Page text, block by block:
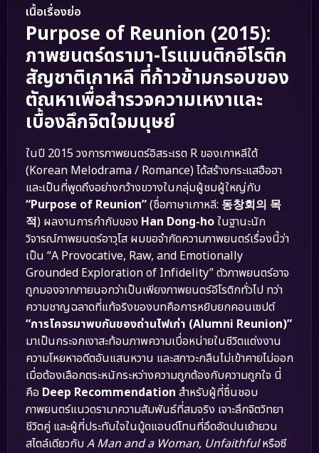
เนื้อเรื่องย่อ
Purpose of Reunion (2015):
ภาพยนตร์ดรามา-โรแมนติกอีโรติก
สัญชาติเกาหลี ที่ก้าวข้ามกรอบของ
ตัณหาเพื่อสำรวจความเหงาและ
เบื้องลึกจิตใจมนุษย์
ในปี 2015 วงการภาพยนตร์อิสระเรต R ของเกาหลีใต้
(Korean Melodrama / Romance) ได้สร้างกระแสฮือฮา
และเป็นที่พูดถึงอย่างกว้างขวางในกลุ่มผู้ชมผู้ใหญ่กับ
“Purpose of Reunion”(ชื่อภาษาเกาหลี: 동창회의 목
적) ผลงานการกำกับของ Han Dong-hoในฐานะนัก
วิจารณ์ภาพยนตร์อาวุโส ผมขอจำกัดความภาพยนตร์เรื่องนี้ว่า
เป็น “A Provocative, Raw, and Emotionally
Grounded Exploration of Infidelity” ตัวภาพยนตร์อาจ
ถูกมองจากภายนอกว่าเป็นเพียงภาพยนตร์อีโรติกทั่วไป ทว่า
ความชาญฉลาดที่แท้จริงของบทคือการหยิบยกคอนเซปต์
“การโคจรมาพบกันของถ่านไฟเก่า (Alumni Reunion)”
มาเป็นกระจกเงาสะท้อนภาพความเบื่อหน่ายในชีวิตแต่งงาน
ความโหยหาอดีตอันแสนหวาน และสภาวะกลืนไม่เข้าคายไม่ออก
เมื่อต้องเลือกตระหนักระหว่างความถูกต้องกับความถูกใจ นี่
คือ Deep Recommendation สำหรับผู้ที่ชื่นชอบ
ภาพยนตร์แนวดรามาความสัมพันธ์ที่สมจริง เจาะลึกจิตวิทยา
ชีวิตคู่ และผู้ที่ประทับใจในมู้ดแอนด์โทนที่อึดอัดปนเย้ายวน
สไตล์เดียวกับA Man and a Woman, Unfaithfulหรือซี